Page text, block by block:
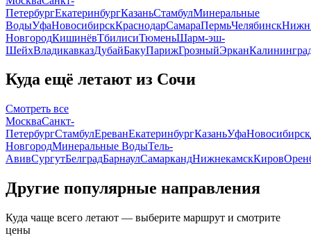
ПетербургЕкатеринбургКазаньСтамбулМинеральные
ВодыУфаНовосибирскКраснодарСамараПермьЧелябинск
НовгородКишинёвТбилисиТюменьШарм-эш-
ШейхВладикавказДубайБакуПарижГрозныйЭркан
Куда ещё летают из Сочи
Смотреть все
МоскваСанкт-
ПетербургСтамбулЕреванЕкатеринбургКазаньУфаНовосибирск
НовгородМинеральные ВодыТель-
АвивСургутБелградБарнаулСамаркандНижнекамскКиров
Другие популярные направления
Куда чаще всего летают — выберите маршрут и смотрите
цены